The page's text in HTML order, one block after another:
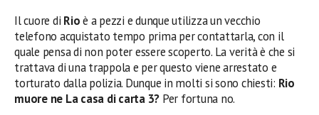
Il cuore di Rioè a pezzi e dunque utilizza un vecchio
telefono acquistato tempo prima per contattarla, con il
quale pensa di non poter essere scoperto. La verità è che si
trattava di una trappola e per questo viene arrestato e
torturato dalla polizia. Dunque in molti si sono chiesti: Rio
muore ne La casa di carta 3? Per fortuna no.